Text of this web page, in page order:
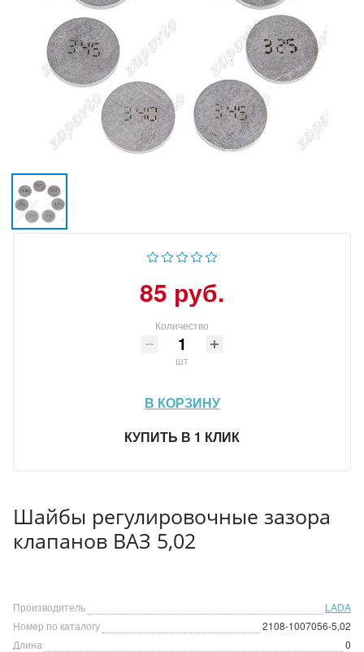
85 руб.
Количество
шт
В КОРЗИНУ
КУПИТЬ В 1 КЛИК
Шайбы регулировочные зазора
клапанов ВАЗ 5,02
Производитель
LADA
Номер по каталогу
2108-1007056-5,02
Длина
0